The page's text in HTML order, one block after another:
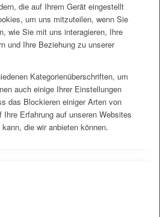
die auf Ihrem Gerät eingestellt
um uns mitzuteilen, wenn Sie
wie Sie mit uns interagieren, Ihre
und Ihre Beziehung zu unserer
Kategorienüberschriften, um
auch einige Ihrer Einstellungen
das Blockieren einiger Arten von
Erfahrung auf unseren Websites
die wir anbieten können.